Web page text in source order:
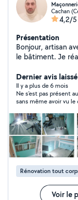
Cachan
4,2/5
Présentation
Bonjour, artisan
le bâtiment. Je
sol et petits
soigné avec
Dernier avis
Il y a plus de 6 mois
Ne s'est pas présent
sans même avoir vu le
Rénovation tout
Voir le